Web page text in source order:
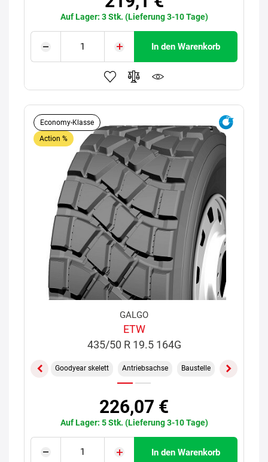
Auf Lager: 3 Stk. (Lieferung 3-10 Tage)
In den Warenkorb
Economy-Klasse
Action %
GALGO
ETW
435/50 R 19.5 164G
Goodyear skelett Antriebsachse Baustelle
226,07 €
Auf Lager: 5 Stk. (Lieferung 3-10 Tage)
In den Warenkorb